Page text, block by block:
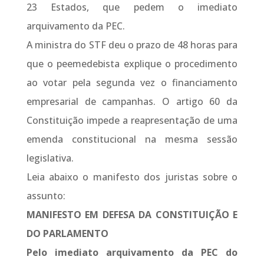
23 Estados, que pedem o imediato
arquivamento da PEC.
A ministra do STF deu o prazo de 48 horas para
que o peemedebista explique o procedimento
ao votar pela segunda vez o financiamento
empresarial de campanhas. O artigo 60 da
Constituição impede a reapresentação de uma
emenda constitucional na mesma sessão
legislativa.
Leia abaixo o manifesto dos juristas sobre o
assunto:
MANIFESTO EM DEFESA DA CONSTITUIÇÃO E
DO PARLAMENTO
Pelo imediato arquivamento da PEC do